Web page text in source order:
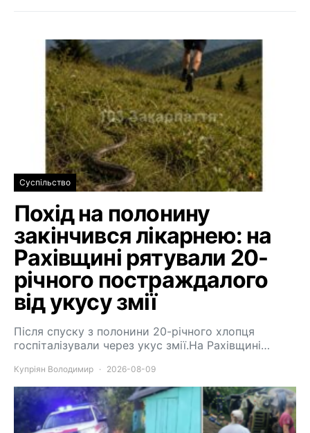
Суспільство
Похід на полонину
закінчився лікарнею: на
Рахівщині рятували 20-
річного постраждалого
від укусу змії
Після спуску з полонини 20-річного хлопця
госпіталізували через укус змії.На Рахівщині…
Купріян Володимир 2026-08-09